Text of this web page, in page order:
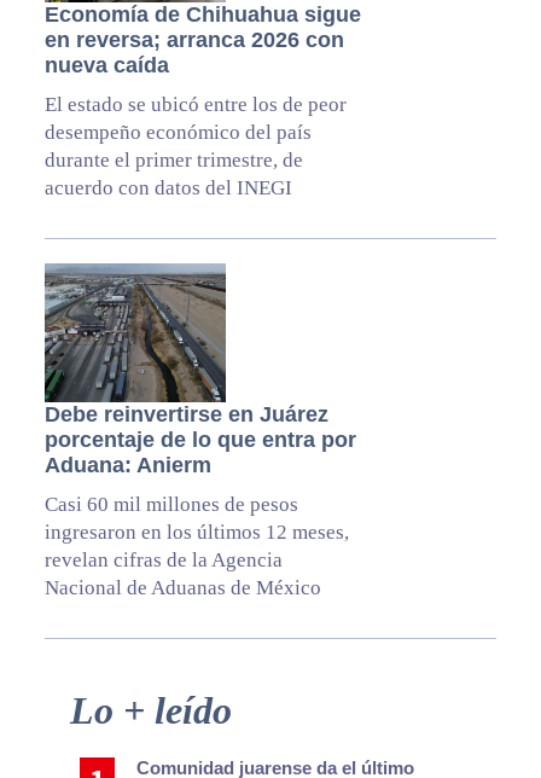
Economía de Chihuahua sigue
en reversa; arranca 2026 con
nueva caída
El estado se ubicó entre los de peor
desempeño económico del país
durante el primer trimestre, de
acuerdo con datos del INEGI
Debe reinvertirse en Juárez
porcentaje de lo que entra por
Aduana: Anierm
Casi 60 mil millones de pesos
ingresaron en los últimos 12 meses,
revelan cifras de la Agencia
Nacional de Aduanas de México
Primary
Sidebar
Lo + leído
Comunidad juarense da el último